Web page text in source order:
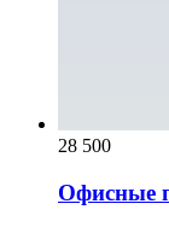
28 500
Офисные